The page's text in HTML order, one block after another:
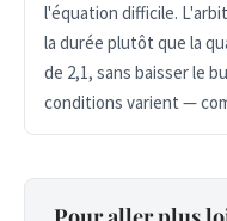
l'équation difficile.
la durée plutôt que la
de 2,1, sans baisser le
conditions varient —